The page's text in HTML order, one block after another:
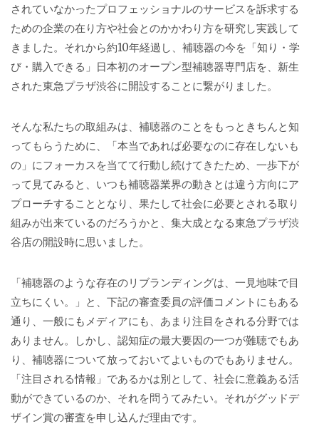
されていなかったプロフェッショナルのサービスを訴求する
ための企業の在り方や社会とのかかわり方を研究し実践して
きました。それから約10年経過し、補聴器の今を「知り・学
び・購入できる」日本初のオープン型補聴器専門店を、新生
された東急プラザ渋谷に開設することに繋がりました。
そんな私たちの取組みは、補聴器のことをもっときちんと知
ってもらうために、「本当であれば必要なのに存在しないも
の」にフォーカスを当てて行動し続けてきたため、一歩下が
って見てみると、いつも補聴器業界の動きとは違う方向にア
プローチすることとなり、果たして社会に必要とされる取り
組みが出来ているのだろうかと、集大成となる東急プラザ渋
谷店の開設時に思いました。
「補聴器のような存在のリブランディングは、一見地味で目
立ちにくい。」と、下記の審査委員の評価コメントにもある
通り、一般にもメディアにも、あまり注目をされる分野では
ありません。しかし、認知症の最大要因の一つが難聴でもあ
り、補聴器について放っておいてよいものでもありません。
「注目される情報」であるかは別として、社会に意義ある活
動ができているのか、それを問うてみたい。それがグッドデ
ザイン賞の審査を申し込んだ理由です。